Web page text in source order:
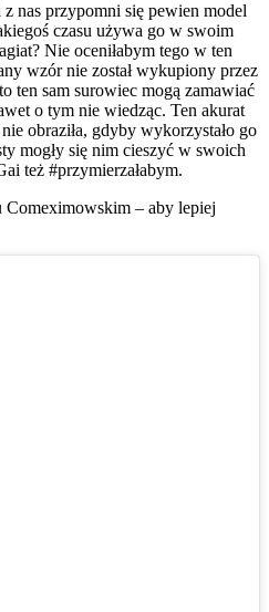
nas przypomni się pewien model
czasu używa go w swoim
Nie oceniłabym tego w ten
wzór nie został wykupiony przez
ten sam surowiec mogą zamawiać
o tym nie wiedząc. Ten akurat
obraziła, gdyby wykorzystało go
mogły się nim cieszyć w swoich
też #przymierzałabym.
– aby lepiej